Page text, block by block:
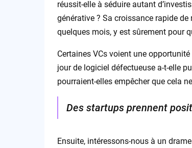
réussit-elle à séduire autant
générative ? Sa croissance rapide
quelques mois, y est sûrement pour
Certaines VCs voient une
jour de logiciel défectueuse a-t-elle
pourraient-elles empêcher que cela
Des startups prennent
Ensuite, intéressons-nous à un